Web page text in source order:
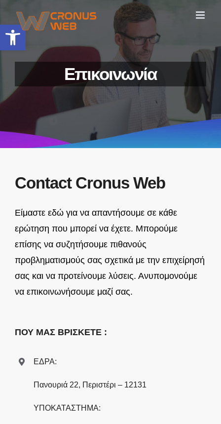
Ανοίξτε τη γραμμή εργαλείων
to
content
Επικοινωνία
Contact Cronus Web
Είμαστε εδώ για να απαντήσουμε σε κάθε
ερώτηση που μπορεί να έχετε. Μπορούμε
επίσης να συζητήσουμε πιθανούς
προβληματισμούς σας σχετικά με την επιχείρησή
σας και να προτείνουμε λύσεις. Ανυπομονούμε
να επικοινωνήσουμε μαζί σας.
ΠΟΥ ΜΑΣ ΒΡΙΣΚΕΤΕ :
ΕΔΡΑ:
Πανουριά 22, Περιστέρι – 12131
ΥΠΟΚΑΤΑΣΤΗΜΑ: